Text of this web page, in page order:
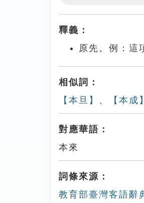
釋義：
原先。例：這
相似詞：
【本旦】 、 【本成】
對應華語：
本來
詞條來源：
教育部臺灣客語辭